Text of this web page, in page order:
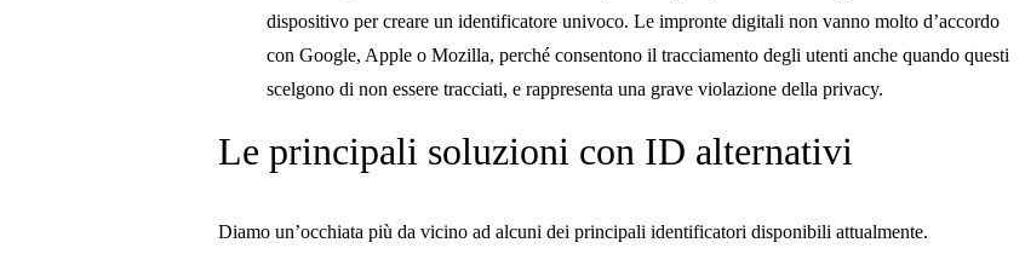
dispositivo per creare un identificatore univoco. Le impronte digitali non vanno molto d’accordo
con Google, Apple o Mozilla, perché consentono il tracciamento degli utenti anche quando questi
scelgono di non essere tracciati, e rappresenta una grave violazione della privacy.
Le principali soluzioni con ID alternativi
Diamo un’occhiata più da vicino ad alcuni dei principali identificatori disponibili attualmente.